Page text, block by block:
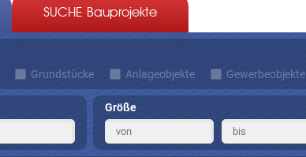
SUCHE Bauprojekte
Grundstücke Anlageobjekte Gewerbeobjekte
Größe